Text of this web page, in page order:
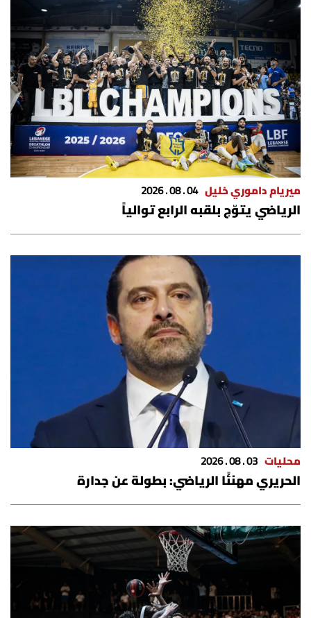
شروط الإشتراك
Digital solutions by
ميريام داموري خليل 04 . 08 . 2026
الرياضي يتوّج بلقبه الرابع توالياً
محليات 03 . 08 . 2026
الحريري مهنئًا الرياضي: بطولة عن جدارة